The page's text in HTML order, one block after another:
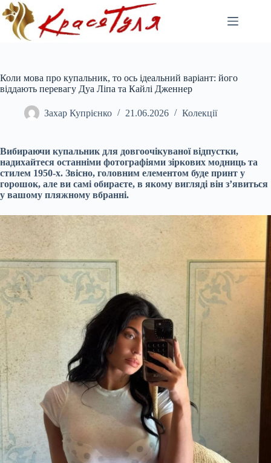
Перейти
до
вмісту
Коли мова про купальник, то ось ідеальний варіант: його
віддають перевагу Дуа Ліпа та Кайлі Дженнер
Захар Купрієнко 21.06.2026 Колекції
Вибираючи купальник для довгоочікуваної відпустки,
надихайтеся останніми фотографіями зіркових модниць та
стилем 1950-х. Звісно, головним елементом буде принт у
горошок, але ви самі обираєте, в якому вигляді він з’явиться
у вашому пляжному вбранні.